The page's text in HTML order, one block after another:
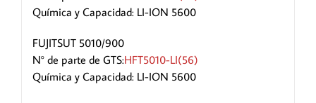
Química y Capacidad: LI-ION 5600
FUJITSUT 5010/900
N° de parte de GTS:HFT5010-LI(56)
Química y Capacidad: LI-ION 5600